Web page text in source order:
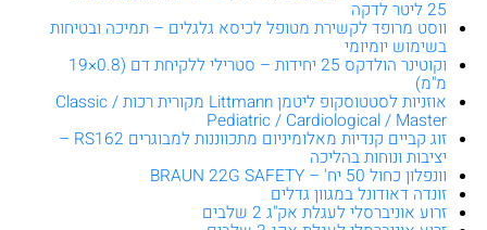
25 ליטר לדקה
ווסט מרופד לקשירת מטופל לכיסא גלגלים – תמיכה ובטיחות
בשימוש יומיומי
וקוטינר הולדקס 25 יחידות – סטרילי ללקיחת דם (0.8×19
מ"מ)
אוזניות לסטטוסקופ ליטמן Littmann מקורית רכות Classic /
Pediatric / Cardiological / Master
זוג קביים קנדיות מאלומיניום מתכווננות למבוגרים RS162 –
יציבות ונוחות בהליכה
וונפלון כחול 50 יח' – BRAUN 22G SAFETY
זונדה דאודונל במגוון גדלים
זרוע אוניברסלי לעגלת אק"ג 2 שלבים